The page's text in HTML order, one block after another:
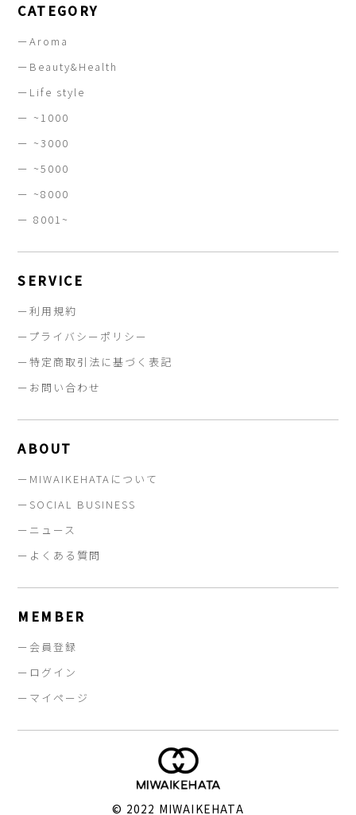
CATEGORY
ーAroma
ーBeauty&Health
ーLife style
ー ~1000
ー ~3000
ー ~5000
ー ~8000
ー 8001~
SERVICE
ー利用規約
ープライバシーポリシー
ー特定商取引法に基づく表記
ーお問い合わせ
ABOUT
ーMIWAIKEHATAについて
ーSOCIAL BUSINESS
ーニュース
ーよくある質問
MEMBER
ー会員登録
ーログイン
ーマイページ
© 2022 MIWAIKEHATA